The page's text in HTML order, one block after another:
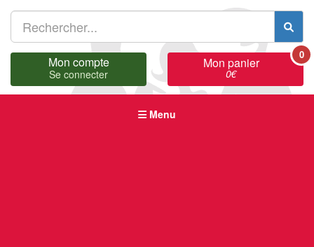
Mon compte
Se connecter
Mon panier
0€
0
Menu